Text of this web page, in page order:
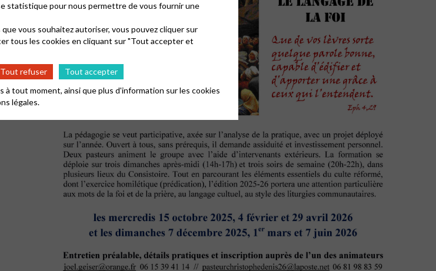
statistique pour nous permettre de vous fournir une
vous souhaitez autoriser, vous pouvez cliquer sur
tous les cookies en cliquant sur "Tout accepter et
Tout refuser
Tout accepter
tout moment, ainsi que plus d'information sur les cookies
légales.